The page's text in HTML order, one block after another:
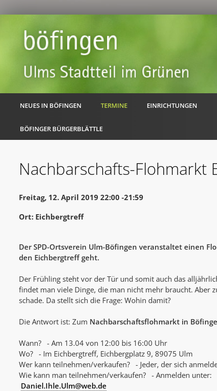
NEUES IN BÖFINGEN TERMINE EINRICHTUNGEN
BÖFINGER BÜRGERBLÄTTLE
Nachbarschafts-Flohmarkt
Freitag, 12. April 2019 22:00 -21:59
Ort: Eichbergtreff
Der SPD-Ortsverein Ulm-Böfingen veranstaltet einen
den Eichbergtreff geht.
Der Frühling steht vor der Tür und somit auch das
findet man viele Dinge, die man nicht mehr braucht. Aber
schade. Da stellt sich die Frage: Wohin damit?
Die Antwort ist: Zum Nachbarschaftsflohmarkt in
Wann? - Am 13.04 von 12:00 bis 16:00 Uhr
Wo? - Im Eichbergtreff, Eichbergplatz 9, 89075 Ulm
Wer kann teilnehmen/verkaufen? - Jeder, der sich
Wie kann man teilnehmen/verkaufen? - Anmelden unter:
Daniel.Ihle.Ulm@web.de